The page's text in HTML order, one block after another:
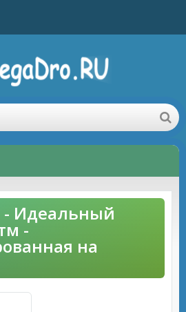
Идеальный
-
на